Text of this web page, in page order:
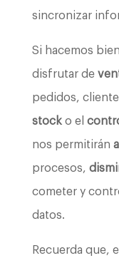
sincronizar
Si hacemos
disfrutar de
pedidos,
stocko el
nos permitirán
procesos,
cometer y
datos.
Recuerda que,